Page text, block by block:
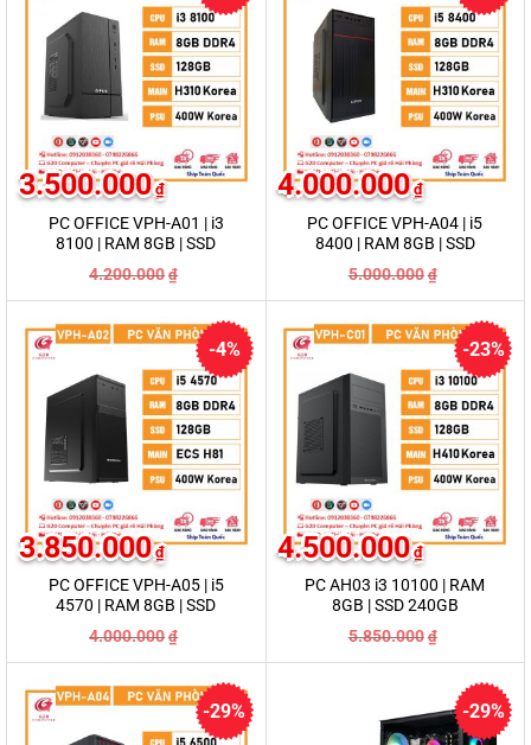
PC OFFICE VPH-A01 | i3
8100 | RAM 8GB | SSD
4.200.000 ₫
là:
4.200.000₫.
3.500.000 ₫
tại
là:
3.500.000₫.
PC OFFICE VPH-A04 | i5
8400 | RAM 8GB | SSD
5.000.000 ₫
là:
5.000.000₫.
4.000.000 ₫
tại
là:
4.000.000₫.
-4%
PC OFFICE VPH-A05 | i5
4570 | RAM 8GB | SSD
128GB
4.000.000 ₫
là:
4.000.000₫.
3.850.000 ₫
tại
là:
3.850.000₫.
-23%
PC AH03 i3 10100 | RAM
8GB | SSD 240GB
5.850.000 ₫
là:
5.850.000₫.
4.500.000 ₫
tại
4.500.000₫.
-29% -29%